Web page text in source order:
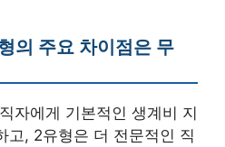
의 주요 차이점은 무
자에게 기본적인 생계비 지
고, 2유형은 더 전문적인 직